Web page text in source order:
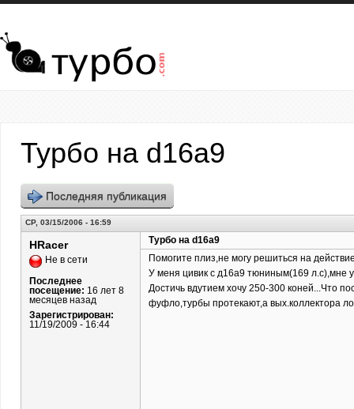
Перейти к основному содержанию
Турбо на d16a9
Последняя публикация
СР, 03/15/2006 - 16:59
HRacer
Не в сети
Последнее
посещение: 16 лет 8
месяцев назад
Зарегистрирован:
11/19/2009 - 16:44
Турбо на d16a9
Помогите плиз,не могу решиться на
У меня цивик с д16а9 тюниным(169 л.с),мне
Достичь вдутием хочу 250-300 коней...Что
фуфло,турбы протекают,а вых.коллектора